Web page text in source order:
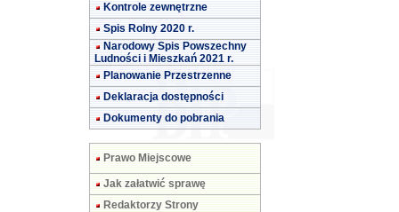
Kontrole zewnętrzne
Spis Rolny 2020 r.
Narodowy Spis Powszechny
Ludności i Mieszkań 2021 r.
Planowanie Przestrzenne
Deklaracja dostępności
Dokumenty do pobrania
Prawo Miejscowe
Jak załatwić sprawę
Redaktorzy Strony